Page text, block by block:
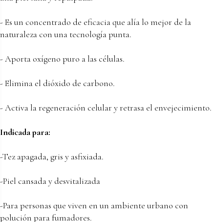
- Es un concentrado de eficacia que alía lo mejor de la
naturaleza con una tecnología punta.
- Aporta oxígeno puro a las células.
- Elimina el dióxido de carbono.
- Activa la regeneración celular y retrasa el envejecimiento.
Indicada para:
-Tez apagada, gris y asfixiada.
-Piel cansada y desvitalizada
-Para personas que viven en un ambiente urbano con
polución para fumadores.